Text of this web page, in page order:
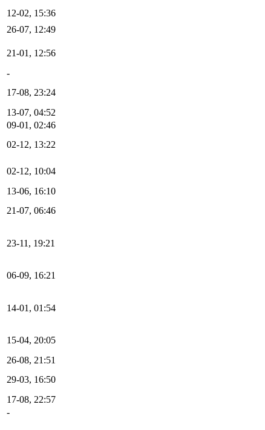
12-02, 15:36
26-07, 12:49
21-01, 12:56
-
17-08, 23:24
13-07, 04:52
09-01, 02:46
02-12, 13:22
02-12, 10:04
13-06, 16:10
21-07, 06:46
23-11, 19:21
06-09, 16:21
14-01, 01:54
15-04, 20:05
26-08, 21:51
29-03, 16:50
17-08, 22:57
-